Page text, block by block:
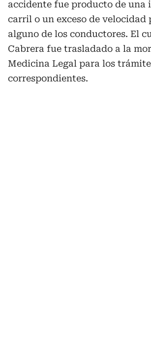
accidente fue producto de una
carril o un exceso de velocidad
alguno de los conductores. El
Cabrera fue trasladado a la
Medicina Legal para los
correspondientes.